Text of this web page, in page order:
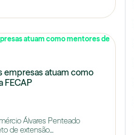
empresas atuam como
FECAP
Álvares Penteado
de extensão...